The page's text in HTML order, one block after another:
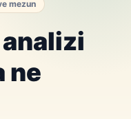
mezun
ne